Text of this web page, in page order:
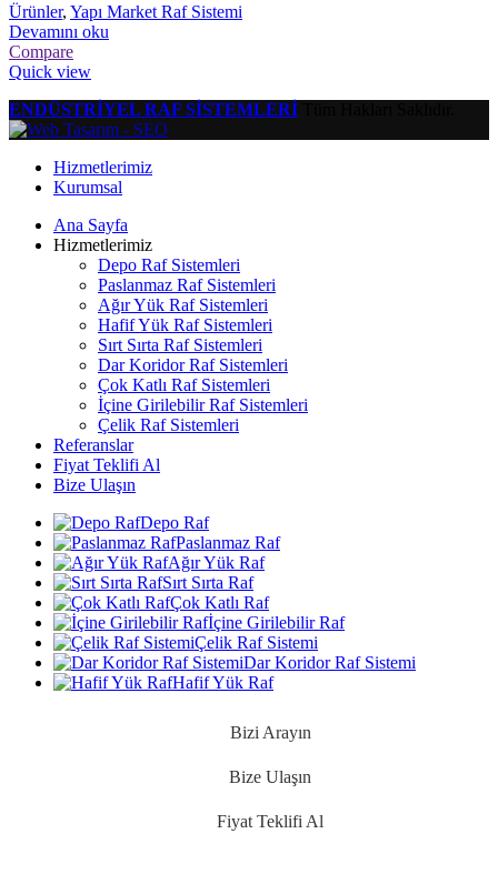
Ürünler, Yapı Market Raf Sistemi
Devamını oku
Compare
Quick view
ENDÜSTRİYEL RAF SİSTEMLERİ
Hizmetlerimiz
Kurumsal
Ana Sayfa
Hizmetlerimiz
Depo Raf Sistemleri
Paslanmaz Raf Sistemleri
Ağır Yük Raf Sistemleri
Hafif Yük Raf Sistemleri
Sırt Sırta Raf Sistemleri
Dar Koridor Raf Sistemleri
Çok Katlı Raf Sistemleri
İçine Girilebilir Raf Sistemleri
Çelik Raf Sistemleri
Referanslar
Fiyat Teklifi Al
Bize Ulaşın
Depo Raf
Paslanmaz Raf
Ağır Yük Raf
Sırt Sırta Raf
Çok Katlı Raf
İçine Girilebilir Raf
Çelik Raf Sistemi
Dar Koridor Raf Sistemi
Hafif Yük Raf
Bizi Arayın
Bize Ulaşın
Fiyat Teklifi Al